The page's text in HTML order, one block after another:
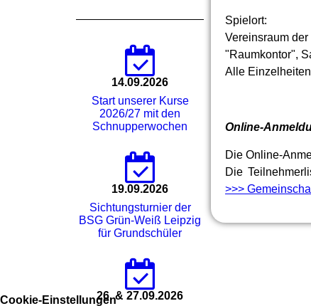
Spielort:
Vereinsraum
"Raumkontor",
Alle
Online-
Die Online-
Die
>>>
14.09.2026
Start unserer Kurse
2026/27 mit den
Schnupperwochen
19.09.2026
Sichtungsturnier der
BSG Grün-Weiß Leipzig
für Grundschüler
26. & 27.09.2026
Cookie-Einstellungen